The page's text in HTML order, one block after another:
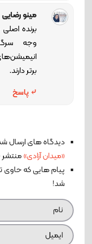
مینو رضایی
برنده
وجه
برتر دارند.
پاسخ
دیدگاه های ارسال
«میدان آزادی»
پیام هایی که حاوی
شد!